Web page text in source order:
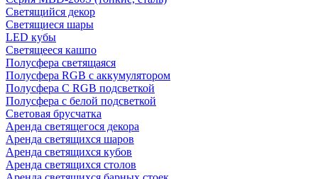
Светящийся декор
Светящиеся шары
LED кубы
Светящееся кашпо
Полусфера светящаяся
Полусфера RGB с аккумулятором
Полусфера С RGB подсветкой
Полусфера с белой подсветкой
Световая брусчатка
Аренда светящегося декора
Аренда светящихся шаров
Аренда светящихся кубов
Аренда светящихся столов